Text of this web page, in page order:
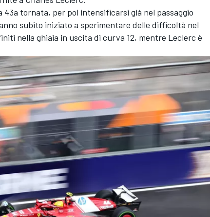
tornata, per poi intensificarsi già nel passaggio
subito iniziato a sperimentare delle difficoltà nel
nella ghiaia in uscita di curva 12, mentre Leclerc è